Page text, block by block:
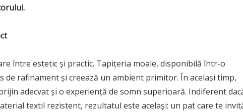
între estetic și practic. Tapițeria moale, disponibilă într-o
rafinament și creează un ambient primitor. În același timp,
adecvat și o experiență de somn superioară. Indiferent
textil rezistent, rezultatul este același: un pat care te